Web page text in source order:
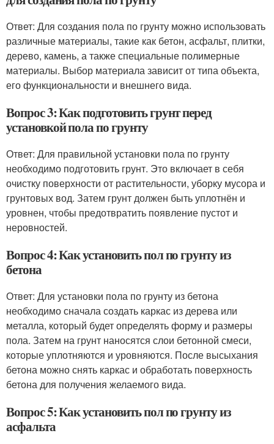
Ответ: Для создания пола по грунту можно использовать
различные материалы, такие как бетон, асфальт, плитки,
дерево, камень, а также специальные полимерные
материалы. Выбор материала зависит от типа объекта,
его функциональности и внешнего вида.
Вопрос 3: Как подготовить грунт перед
установкой пола по грунту
Ответ: Для правильной установки пола по грунту
необходимо подготовить грунт. Это включает в себя
очистку поверхности от растительности, уборку мусора и
грунтовых вод. Затем грунт должен быть уплотнён и
уровнен, чтобы предотвратить появление пустот и
неровностей.
Вопрос 4: Как установить пол по грунту из
бетона
Ответ: Для установки пола по грунту из бетона
необходимо сначала создать каркас из дерева или
металла, который будет определять форму и размеры
пола. Затем на грунт наносятся слои бетонной смеси,
которые уплотняются и уровняются. После высыхания
бетона можно снять каркас и обработать поверхность
бетона для получения желаемого вида.
Вопрос 5: Как установить пол по грунту из
асфальта